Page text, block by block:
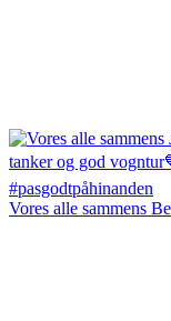
Vores alle sammens